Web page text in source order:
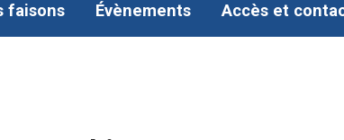
faisons Évènements Accès et